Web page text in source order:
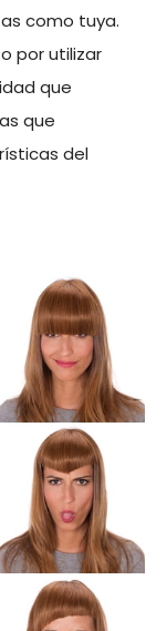
como tuya.
por utilizar
que
que
del